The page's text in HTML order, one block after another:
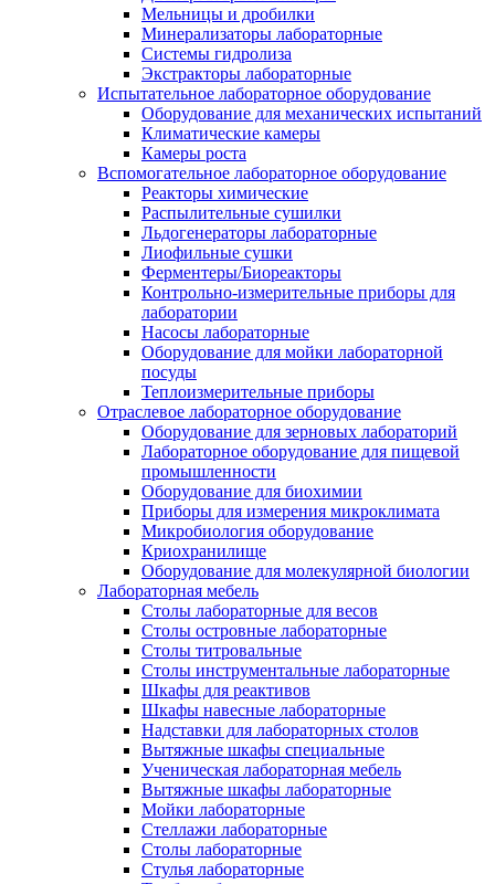
Мельницы и дробилки
Минерализаторы лабораторные
Системы гидролиза
Экстракторы лабораторные
Испытательное лабораторное оборудование
Оборудование для механических испытаний
Климатические камеры
Камеры роста
Вспомогательное лабораторное оборудование
Реакторы химические
Распылительные сушилки
Льдогенераторы лабораторные
Лиофильные сушки
Ферментеры/Биореакторы
Контрольно-измерительные приборы для
лаборатории
Насосы лабораторные
Оборудование для мойки лабораторной
посуды
Теплоизмерительные приборы
Отраслевое лабораторное оборудование
Оборудование для зерновых лабораторий
Лабораторное оборудование для пищевой
промышленности
Оборудование для биохимии
Приборы для измерения микроклимата
Микробиология оборудование
Криохранилище
Оборудование для молекулярной биологии
Лабораторная мебель
Столы лабораторные для весов
Столы островные лабораторные
Столы титровальные
Столы инструментальные лабораторные
Шкафы для реактивов
Шкафы навесные лабораторные
Надставки для лабораторных столов
Вытяжные шкафы специальные
Ученическая лабораторная мебель
Вытяжные шкафы лабораторные
Мойки лабораторные
Стеллажи лабораторные
Столы лабораторные
Стулья лабораторные